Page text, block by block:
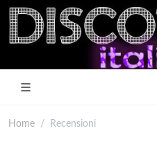
Home Recensioni